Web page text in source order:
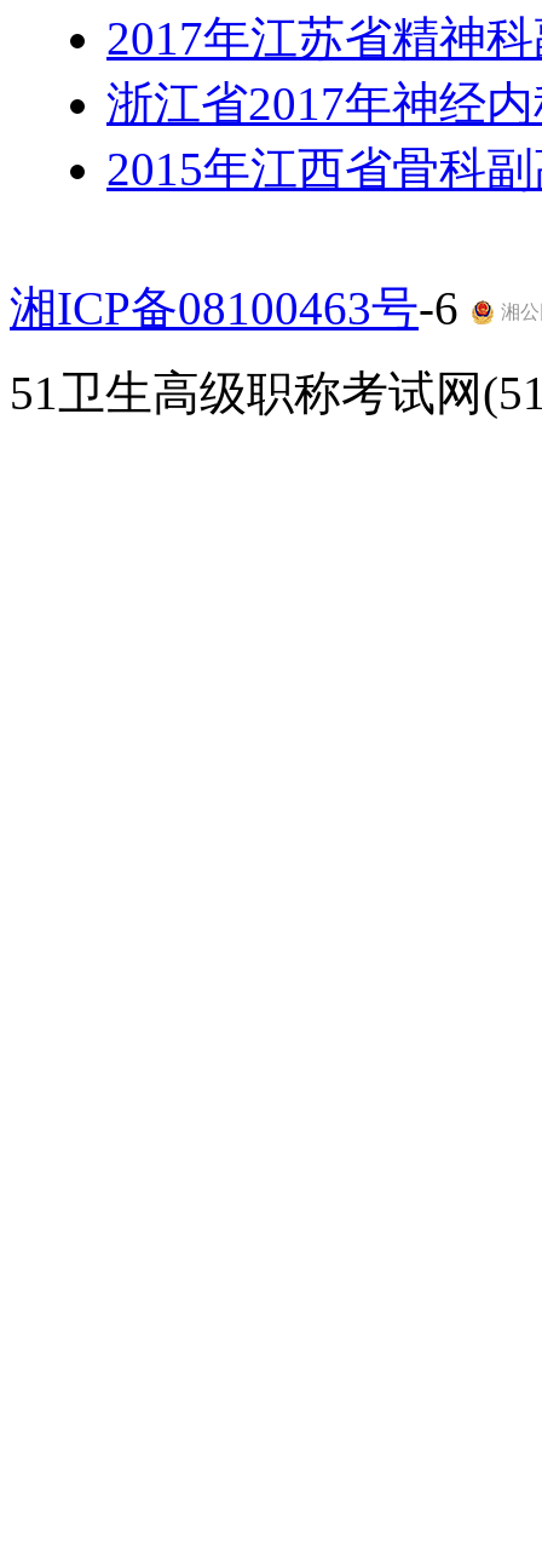
2017年江苏省精神
浙江省2017年神经
2015年江西省骨科
湘ICP备08100463号-6 湘公
51卫生高级职称考试网